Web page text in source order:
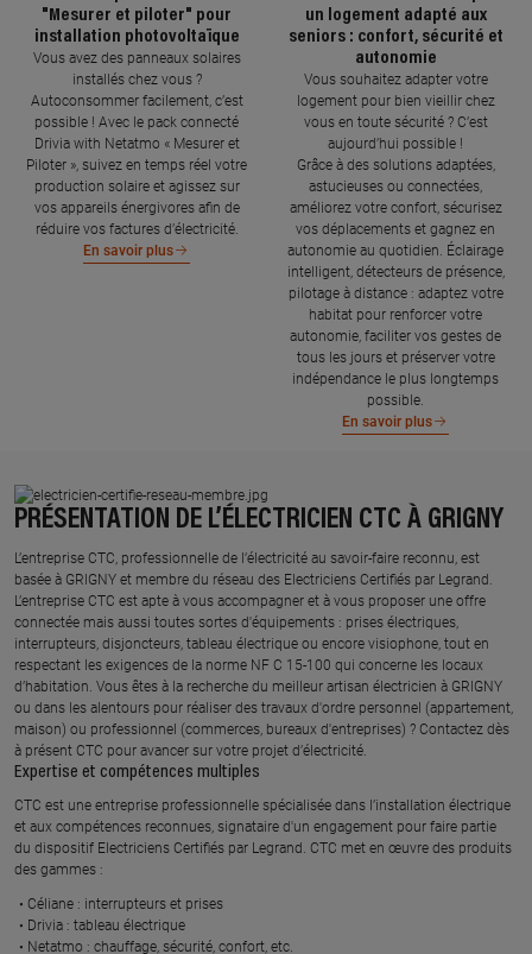
"Mesurer et piloter" pour
installation photovoltaïque
Vous avez des panneaux solaires
installés chez vous ?
Autoconsommer facilement, c’est
possible ! Avec le pack connecté
Drivia with Netatmo « Mesurer et
Piloter », suivez en temps réel votre
production solaire et agissez sur
vos appareils énergivores afin de
réduire vos factures d’électricité.
En savoir plus
un logement adapté aux
seniors : confort, sécurité et
autonomie
Vous souhaitez adapter votre
logement pour bien vieillir chez
vous en toute sécurité ? C’est
aujourd’hui possible !
Grâce à des solutions adaptées,
astucieuses ou connectées,
améliorez votre confort, sécurisez
vos déplacements et gagnez en
autonomie au quotidien. Éclairage
intelligent, détecteurs de présence,
pilotage à distance : adaptez votre
habitat pour renforcer votre
autonomie, faciliter vos gestes de
tous les jours et préserver votre
indépendance le plus longtemps
possible.
En savoir plus
PRÉSENTATION DE L’ÉLECTRICIEN CTC À GRIGNY
L’entreprise CTC, professionnelle de l’électricité au savoir-faire reconnu, est
basée à GRIGNY et membre du réseau des Electriciens Certifiés par Legrand.​
L’entreprise CTC est apte à vous accompagner et à vous proposer une offre
connectée mais aussi toutes sortes d'équipements : prises électriques,
interrupteurs, disjoncteurs, tableau électrique ou encore visiophone, tout en
respectant les exigences de la norme NF C 15-100 qui concerne les locaux
d’habitation. Vous êtes à la recherche du meilleur artisan électricien à GRIGNY
ou dans les alentours pour réaliser des travaux d'ordre personnel (appartement,
maison) ou professionnel (commerces, bureaux d'entreprises) ? Contactez dès
à présent CTC pour avancer sur votre projet d’électricité.
Expertise et compétences multiples​
​CTC est une entreprise professionnelle spécialisée dans l’installation électrique
et aux compétences reconnues, ​signataire d'un engagement pour faire partie
du dispositif Electriciens Certifiés par Legrand​. CTC met en œuvre des produits
des gammes : ​
Céliane : interrupteurs et prises ​
Drivia : tableau électrique ​
Netatmo : chauffage, sécurité, confort, etc.​